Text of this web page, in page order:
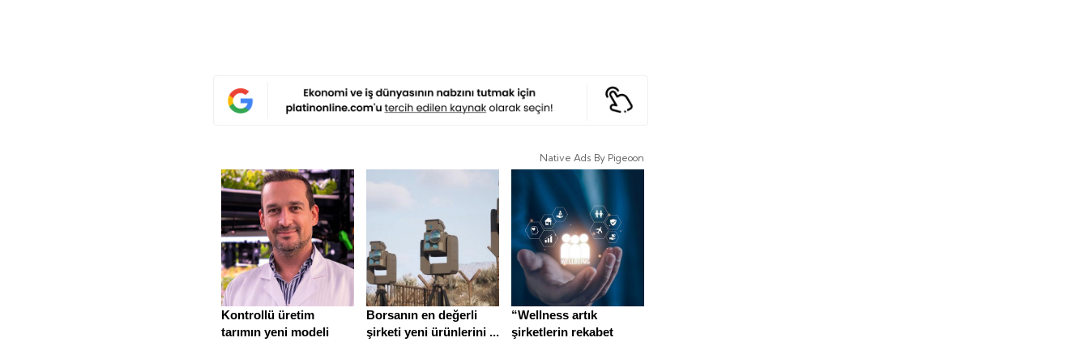
Native Ads By Pigeoon
Kontrollü üretim
tarımın yeni modeli
Borsanın en değerli
şirketi yeni ürünlerini ...
“Wellness artık
şirketlerin rekabet